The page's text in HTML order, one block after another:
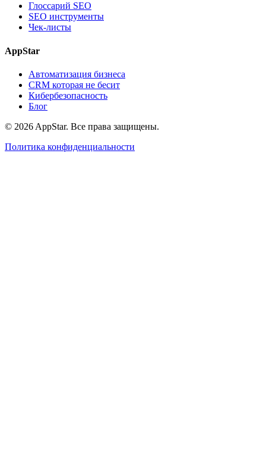
Глоссарий SEO
SEO инструменты
Чек-листы
AppStar
Автоматизация бизнеса
CRM которая не бесит
Кибербезопасность
Блог
© 2026 AppStar. Все права защищены.
Политика конфиденциальности